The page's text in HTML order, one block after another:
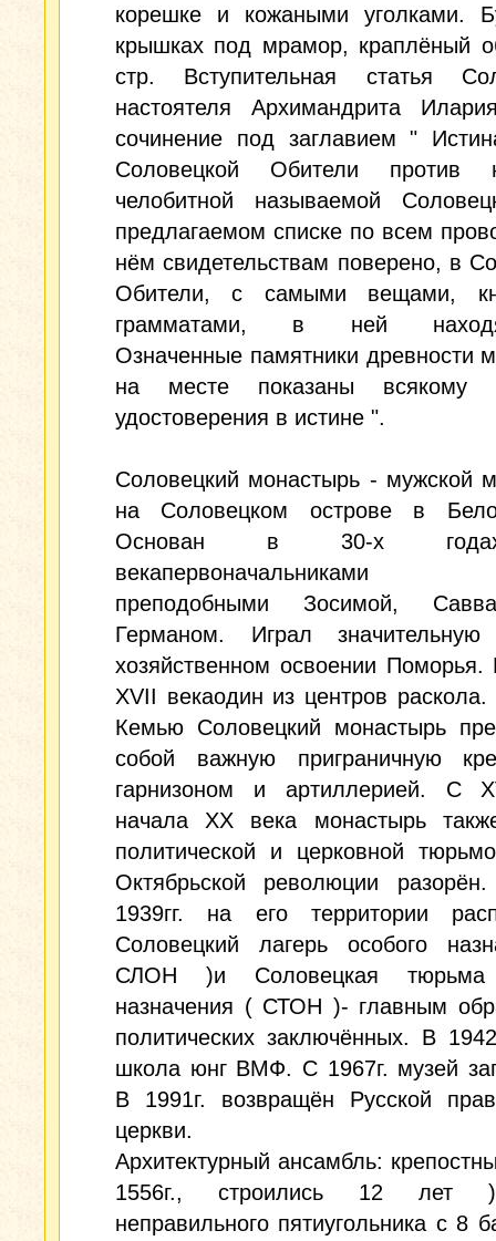
корешке и кожаными уголками.
крышках под мрамор, краплёный
стр. Вступительная статья
настоятеля Архимандрита
сочинение под заглавием "
Соловецкой Обители против
челобитной называемой
предлагаемом списке по всем
нём свидетельствам поверено, в
Обители, с самыми вещами,
грамматами, в ней
Означенные памятники древности
на месте показаны всякому
удостоверения в истине ".
Соловецкий монастырь - мужской
на Соловецком острове в
Основан в 30-х
векапервоначальниками
преподобными Зосимой,
Германом. Играл
хозяйственном освоении Поморья.
XVII векаодин из центров
Кемью Соловецкий монастырь
собой важную приграничную
гарнизоном и артиллерией. С
начала XX века монастырь
политической и церковной
Октябрьской революции
1939гг. на его территории
Соловецкий лагерь особого
СЛОН )и Соловецкая тюрьма
назначения ( СТОН )- главным
политических заключённых. В
школа юнг ВМФ. С 1967г. музей
В 1991г. возвращён Русской
церкви.
Архитектурный ансамбль:
1556г., строились 12 лет
неправильного пятиугольника с 8